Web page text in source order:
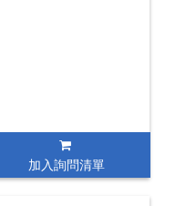
加入詢問清單